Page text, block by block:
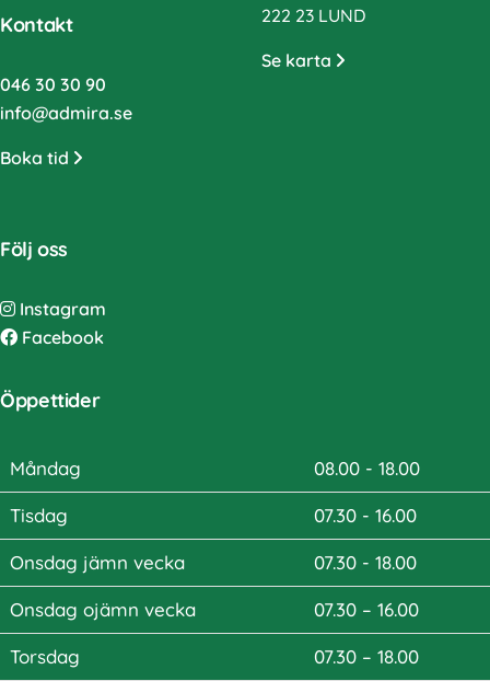
Kontakt
046 30 30 90
info@admira.se
Boka tid
222 23 LUND
Se karta
Följ oss
Instagram
Facebook
Öppettider
Måndag 08.00 - 18.00
Tisdag 07.30 - 16.00
Onsdag jämn vecka 07.30 - 18.00
Onsdag ojämn vecka 07.30 – 16.00
Torsdag 07.30 – 18.00